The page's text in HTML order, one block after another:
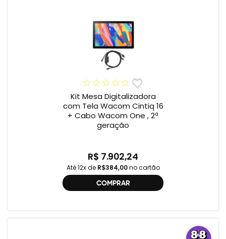
Kit Mesa Digitalizadora
com Tela Wacom Cintiq 16
+ Cabo Wacom One , 2ª
geração
R$ 7.902,24
Até 12x de R$384,00no cartão
COMPRAR